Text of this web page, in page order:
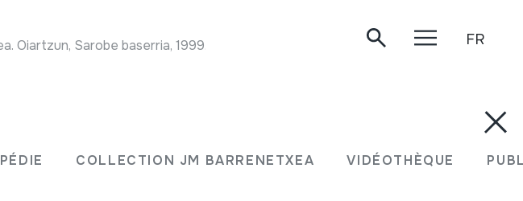
COLLECTION JM BARRENETXEA VIDÉOTHÈQUE
Oiartzun, Sarobe baserria, 1999.
FR